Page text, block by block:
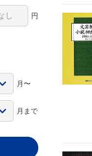
円
月〜
月まで